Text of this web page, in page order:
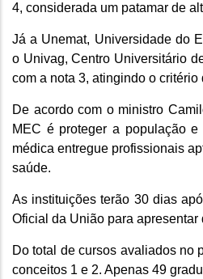
4, considerada um patamar de
Já a Unemat, Universidade do
o Univag, Centro Universitário
com a nota 3, atingindo o critério
De acordo com o ministro
MEC é proteger a população
médica entregue profissionais
saúde.
As instituições terão 30 dias
Oficial da União para apresentar
Do total de cursos avaliados no
conceitos 1 e 2. Apenas 49